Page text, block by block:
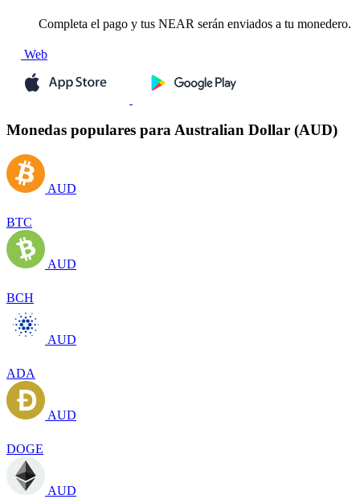
Completa el pago y tus NEAR serán enviados a tu monedero.
Web
Monedas populares para Australian Dollar (AUD)
AUD
BTC
AUD
BCH
AUD
ADA
AUD
DOGE
AUD